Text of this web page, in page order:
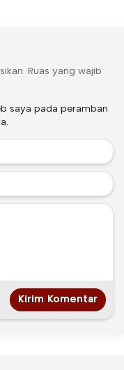
Ruas yang wajib
saya pada peramban